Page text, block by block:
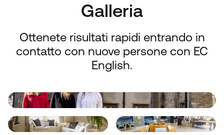
Galleria
Ottenete risultati rapidi entrando in
contatto con nuove persone con EC
English.